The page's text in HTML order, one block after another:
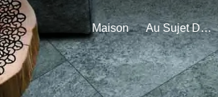
Maison Au Sujet De Nous